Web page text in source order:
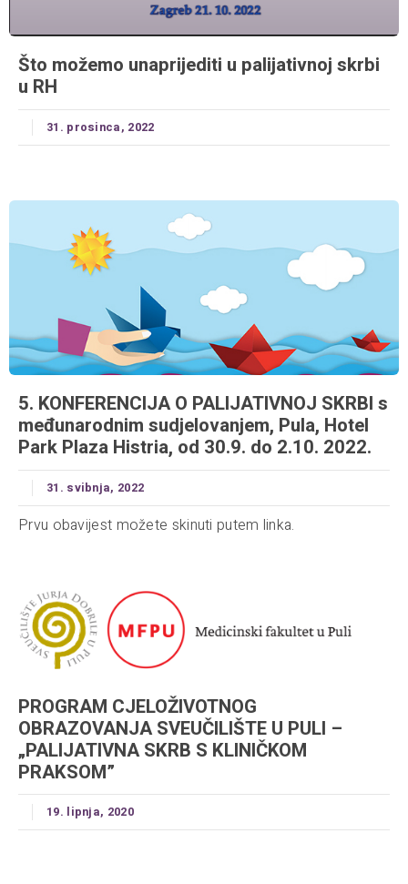
Što možemo unaprijediti u palijativnoj skrbi
u RH
31. prosinca, 2022
5. KONFERENCIJA O PALIJATIVNOJ SKRBI s
međunarodnim sudjelovanjem, Pula, Hotel
Park Plaza Histria, od 30.9. do 2.10. 2022.
31. svibnja, 2022
Prvu obavijest možete skinuti putem linka.
PROGRAM CJELOŽIVOTNOG
OBRAZOVANJA SVEUČILIŠTE U PULI –
„PALIJATIVNA SKRB S KLINIČKOM
PRAKSOM”
19. lipnja, 2020